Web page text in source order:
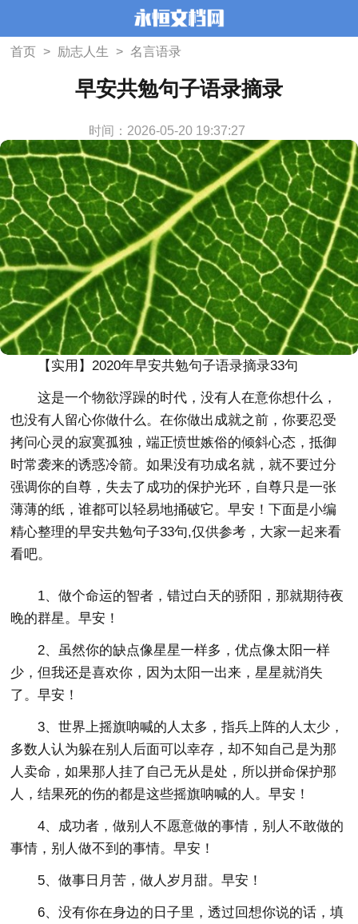
首页 > 励志人生 > 名言语录
早安共勉句子语录摘录
时间：2026-05-20 19:37:27
【实用】2020年早安共勉句子语录摘录33句
这是一个物欲浮躁的时代，没有人在意你想什么，
也没有人留心你做什么。在你做出成就之前，你要忍受
拷问心灵的寂寞孤独，端正愤世嫉俗的倾斜心态，抵御
时常袭来的诱惑冷箭。如果没有功成名就，就不要过分
强调你的自尊，失去了成功的保护光环，自尊只是一张
薄薄的纸，谁都可以轻易地捅破它。早安！下面是小编
精心整理的早安共勉句子33句,仅供参考，大家一起来看
看吧。
1、做个命运的智者，错过白天的骄阳，那就期待夜
晚的群星。早安！
2、虽然你的缺点像星星一样多，优点像太阳一样
少，但我还是喜欢你，因为太阳一出来，星星就消失
了。早安！
3、世界上摇旗呐喊的人太多，指兵上阵的人太少，
多数人认为躲在别人后面可以幸存，却不知自己是为那
人卖命，如果那人挂了自己无从是处，所以拼命保护那
人，结果死的伤的都是这些摇旗呐喊的人。早安！
4、成功者，做别人不愿意做的事情，别人不敢做的
事情，别人做不到的事情。早安！
5、做事日月苦，做人岁月甜。早安！
6、没有你在身边的日子里，透过回想你说的话，填